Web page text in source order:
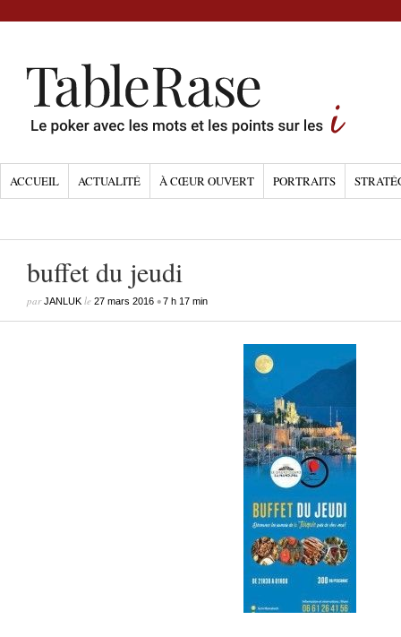
ACCUEIL ACTUALITÉ À CŒUR OUVERT PORTRAITS
buffet du jeudi
parJANLUK le 27 mars 2016 •7 h 17 min